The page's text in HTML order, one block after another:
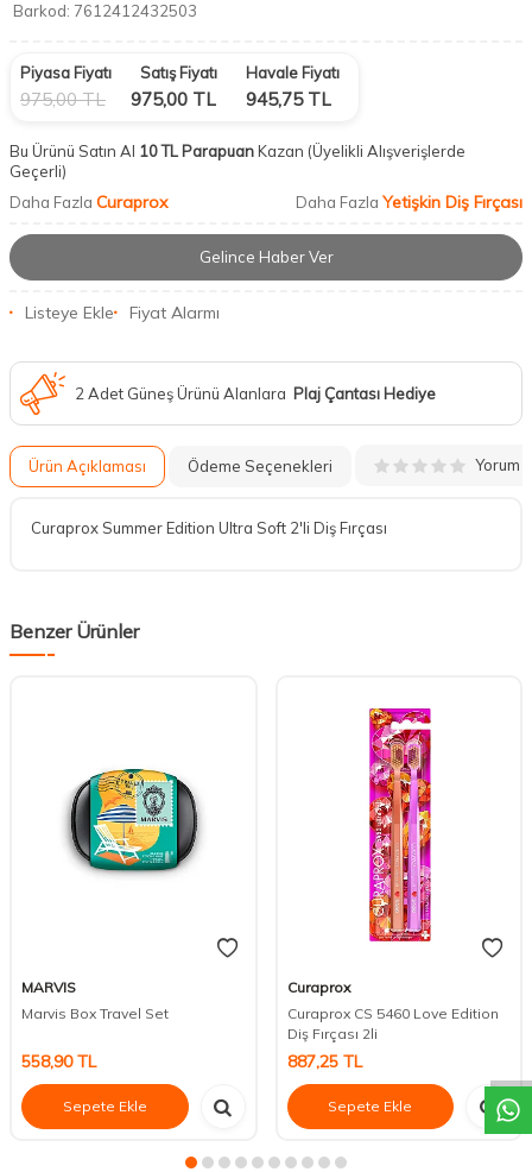
Barkod: 7612412432503
Piyasa Fiyatı
975,00TL
Satış Fiyatı
975,00 TL
Havale Fiyatı
945,75TL
Bu Ürünü Satın Al 10 TL ParapuanKazan (Üyelikli Alışverişlerde
Geçerli)
Daha Fazla Curaprox Daha Fazla Yetişkin Diş Fırçası
Gelince Haber Ver
Listeye Ekle Fiyat Alarmı
2 Adet Güneş Ürünü Alanlara Plaj Çantası Hediye
Ürün Açıklaması Ödeme Seçenekleri Yorum
Curaprox Summer Edition Ultra Soft 2'li Diş Fırçası
Benzer Ürünler
MARVIS
Marvis Box Travel Set
558,90TL
Sepete Ekle
Curaprox
Curaprox CS 5460 Love Edition
Diş Fırçası 2li
887,25TL
Sepete Ekle